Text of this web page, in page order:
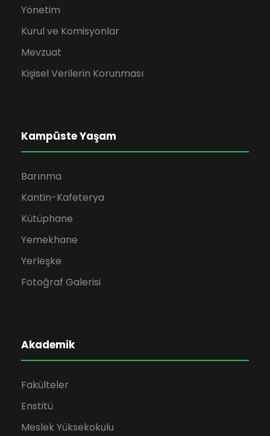
Yönetim
Kurul ve Komisyonlar
Mevzuat
Kişisel Verilerin Korunması
Kampüste Yaşam
Barınma
Kantin-Kafeterya
Kütüphane
Yemekhane
Yerleşke
Fotoğraf Galerisi
Akademik
Fakülteler
Enstitü
Meslek Yüksekokulu